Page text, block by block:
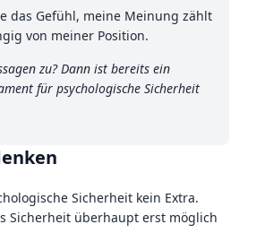
das Gefühl, meine Meinung zählt
von meiner Position.
zu? Dann ist bereits ein
für psychologische Sicherheit
Sicherheit kein Extra.
Sicherheit überhaupt erst möglich